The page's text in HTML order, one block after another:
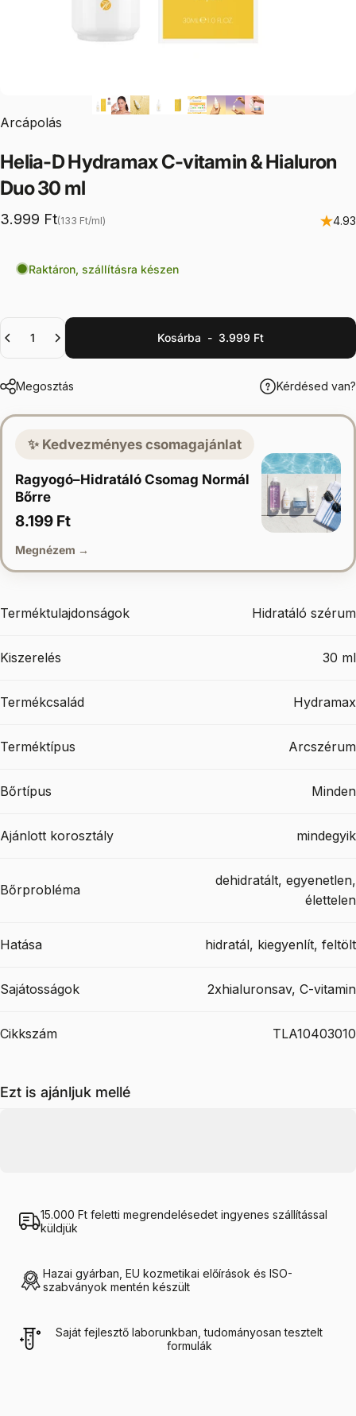
Arcápolás
Helia-DHydramaxC-vitamin&Hialuron
Duo30 ml
3.999 Ft
Egységár(133 Ft/
per ml) 4.93
Raktáron, szállításra készen
Mennyiség
Kosárba - 3.999 Ft
Megosztás Kérdésed van?
✨ Kedvezményes csomagajánlat
Ragyogó–Hidratáló Csomag Normál
Bőrre
8.199 Ft
Megnézem →
Terméktulajdonságok Hidratáló szérum
Kiszerelés 30 ml
Termékcsalád Hydramax
Terméktípus Arcszérum
Bőrtípus Minden
Ajánlott korosztály mindegyik
Bőrprobléma
dehidratált, egyenetlen,
élettelen
Hatása hidratál, kiegyenlít, feltölt
Sajátosságok 2xhialuronsav, C-vitamin
Cikkszám TLA10403010
Ezt is ajánljuk mellé
15.000 Ft feletti megrendelésedet ingyenes szállítással
küldjük
Hazai gyárban, EU kozmetikai előírások és ISO-
szabványok mentén készült
Saját fejlesztő laborunkban, tudományosan tesztelt
formulák